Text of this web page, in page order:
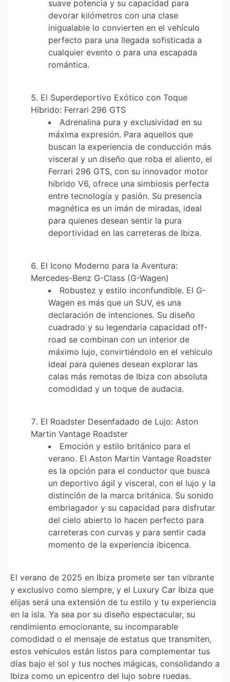
suave potencia y su capacidad para
devorar kilómetros con una clase
inigualable lo convierten en el vehículo
perfecto para una llegada sofisticada a
cualquier evento o para una escapada
romántica.
El Superdeportivo Exótico con Toque
Híbrido: Ferrari 296 GTS
Adrenalina pura y exclusividad en su
máxima expresión. Para aquellos que
buscan la experiencia de conducción más
visceral y un diseño que roba el aliento, el
Ferrari 296 GTS, con su innovador motor
híbrido V6, ofrece una simbiosis perfecta
entre tecnología y pasión. Su presencia
magnética es un imán de miradas, ideal
para quienes desean sentir la pura
deportividad en las carreteras de Ibiza.
El Icono Moderno para la Aventura:
Mercedes-Benz G-Class (G-Wagen)
Robustez y estilo inconfundible. El G-
Wagen es más que un SUV, es una
declaración de intenciones. Su diseño
cuadrado y su legendaria capacidad off-
road se combinan con un interior de
máximo lujo, convirtiéndolo en el vehículo
ideal para quienes desean explorar las
calas más remotas de Ibiza con absoluta
comodidad y un toque de audacia.
El Roadster Desenfadado de Lujo: Aston
Martin Vantage Roadster
Emoción y estilo británico para el
verano. El Aston Martin Vantage Roadster
es la opción para el conductor que busca
un deportivo ágil y visceral, con el lujo y la
distinción de la marca británica. Su sonido
embriagador y su capacidad para disfrutar
del cielo abierto lo hacen perfecto para
carreteras con curvas y para sentir cada
momento de la experiencia ibicenca.
El verano de 2025 en Ibiza promete ser tan vibrante
y exclusivo como siempre, y el Luxury Car Ibiza que
elijas será una extensión de tu estilo y tu experiencia
en la isla. Ya sea por su diseño espectacular, su
rendimiento emocionante, su incomparable
comodidad o el mensaje de estatus que transmiten,
estos vehículos están listos para complementar tus
días bajo el sol y tus noches mágicas, consolidando a
Ibiza como un epicentro del lujo sobre ruedas.